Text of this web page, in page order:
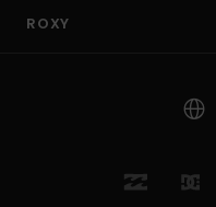
ROXY